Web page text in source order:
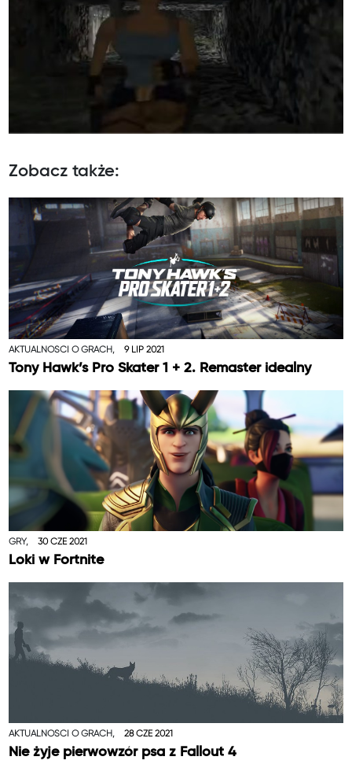
Zobacz także:
AKTUALNOŚCI O GRACH, 9 LIP 2021
Tony Hawk’s Pro Skater 1 + 2. Remaster idealny
GRY, 30 CZE 2021
Loki w Fortnite
AKTUALNOŚCI O GRACH, 28 CZE 2021
Nie żyje pierwowzór psa z Fallout 4